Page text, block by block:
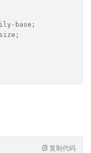
base;
复制代码